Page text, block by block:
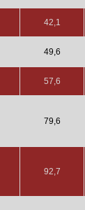
42,1
49,6
57,6
79,6
92,7